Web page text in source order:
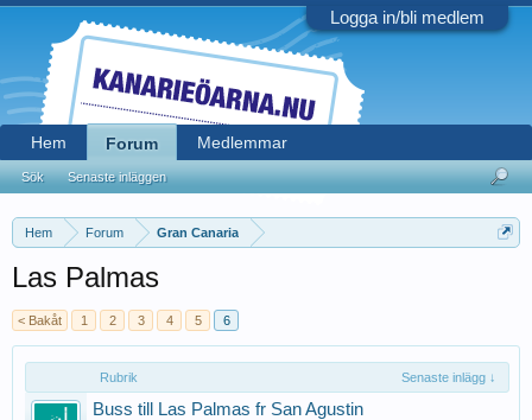
Logga in/bli medlem
Hem Forum Gran Canaria
Las Palmas
< Bakåt 1 2 3 4 5 6
Rubrik Senaste inlägg ↓
Buss till Las Palmas fr San Agustin
Hem Forum
Sök Senaste inläggen
Medlemmar